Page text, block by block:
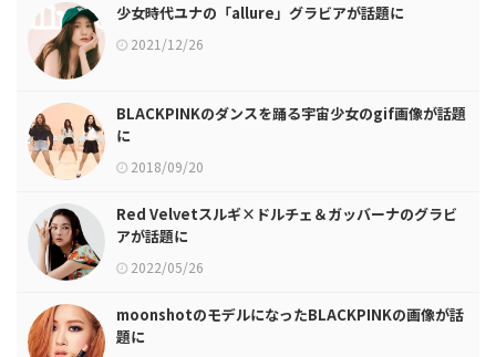
少女時代ユナの「allure」グラビアが話題に
2021/12/26
BLACKPINKのダンスを踊る宇宙少女のgif画像が話題
に
2018/09/20
Red Velvetスルギ×ドルチェ＆ガッバーナのグラビ
アが話題に
2022/05/26
moonshotのモデルになったBLACKPINKの画像が話
題に